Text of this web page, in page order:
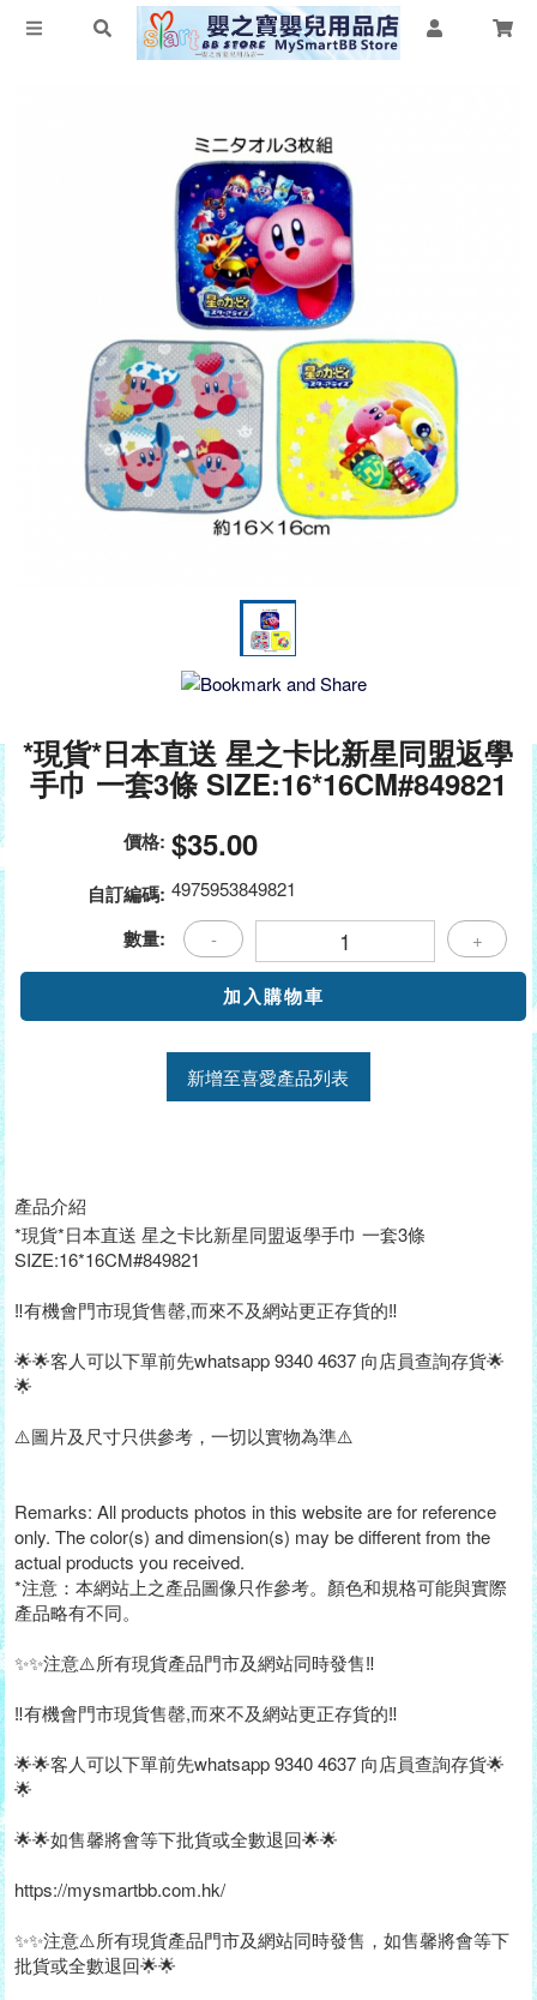
*現貨*日本直送 星之卡比新星同盟返學
手巾 一套3條 SIZE:16*16CM#849821
價格: $35.00
自訂編碼: 4975953849821
數量: - +
新增至喜愛產品列表
產品介紹
*現貨*日本直送 星之卡比新星同盟返學手巾 一套3條
SIZE:16*16CM#849821
‼️有機會門市現貨售罄,而來不及網站更正存貨的‼️
🌟🌟客人可以下單前先whatsapp 9340 4637 向店員查詢存貨🌟
🌟
⚠️圖片及尺寸只供參考，一切以實物為準⚠️
Remarks: All products photos in this website are for reference
only. The color(s) and dimension(s) may be different from the
actual products you received.
*注意：本網站上之產品圖像只作參考。顏色和規格可能與實際
產品略有不同。
✨✨注意⚠️所有現貨產品門市及網站同時發售‼️
‼️有機會門市現貨售罄,而來不及網站更正存貨的‼️
🌟🌟客人可以下單前先whatsapp 9340 4637 向店員查詢存貨🌟
🌟
🌟🌟如售馨將會等下批貨或全數退回🌟🌟
https://mysmartbb.com.hk/
✨✨注意⚠️所有現貨產品門市及網站同時發售，如售馨將會等下
批貨或全數退回🌟🌟